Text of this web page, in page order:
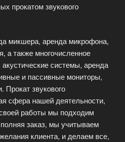
прокатом звукового
микшера, аренда микрофона,
а также многочисленное
акустические системы, аренда
и пассивные мониторы,
звукового
сфера нашей деятельности,
работы мы подходим
заказ, мы учитываем
клиента, и делаем все,